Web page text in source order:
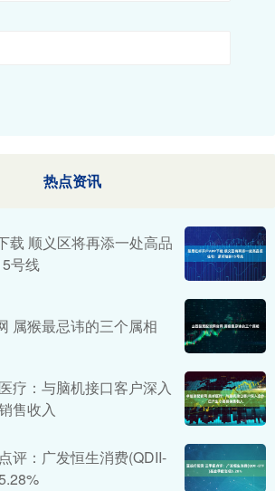
热点资讯
载 顺义区将再添一处高品
号线
属猴最忌讳的三个属相
疗：与脑机接口客户深入
售收入
评：广发恒生消费(QDII-